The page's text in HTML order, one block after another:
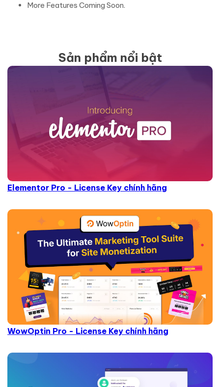
More Features Coming Soon.
Sản phẩm nổi bật
Elementor Pro - License Key chính hãng
WowOptin Pro - License Key chính hãng